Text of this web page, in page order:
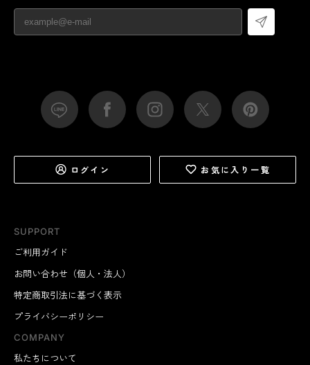
SUPPORT
ご利用ガイド
お問い合わせ（個人・法人）
特定商取引法に基づく表示
プライバシーポリシー
COMPANY
私たちについて
ログイン お気に入り一覧